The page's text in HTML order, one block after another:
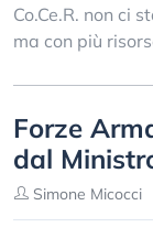
Co.Ce.R. non ci
ma con più
Forze
dal
Simone Micocci